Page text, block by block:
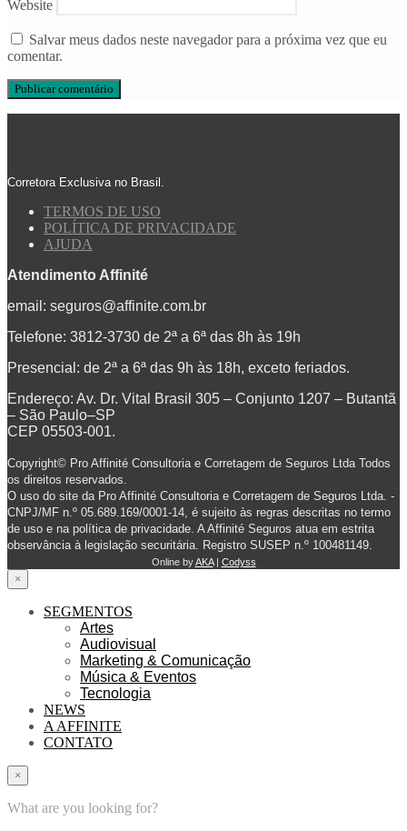
Website
Salvar meus dados neste navegador para a próxima vez que eu
comentar.
Corretora Exclusiva no Brasil.
TERMOS DE USO
POLÍTICA DE PRIVACIDADE
AJUDA
Atendimento Affinité
email: seguros@affinite.com.br
Telefone: 3812-3730 de 2ª a 6ª das 8h às 19h
Presencial: de 2ª a 6ª das 9h às 18h, exceto feriados.
Endereço: Av. Dr. Vital Brasil 305 – Conjunto 1207 – Butantã
– São Paulo–SP
CEP 05503-001.
Copyright© Pro Affinité Consultoria e Corretagem de Seguros Ltda Todos
os direitos reservados.
O uso do site da Pro Affinité Consultoria e Corretagem de Seguros Ltda. -
CNPJ/MF n.º 05.689.169/0001-14, é sujeito às regras descritas no termo
de uso e na política de privacidade. A Affinité Seguros atua em estrita
observância à legislação securitária. Registro SUSEP n.º 100481149.
Online byAKA| Codyss
×
SEGMENTOS
Artes
Audiovisual
Marketing & Comunicação
Música & Eventos
Tecnologia
NEWS
A AFFINITE
CONTATO
×
What are you looking for?